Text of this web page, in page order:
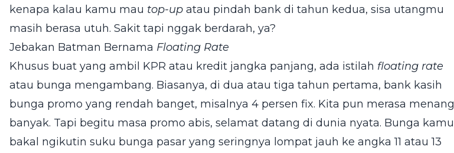
kenapa kalau kamu mau top-up atau pindah bank di tahun kedua, sisa utangmu
masih berasa utuh. Sakit tapi nggak berdarah, ya?
Jebakan Batman Bernama Floating Rate
Khusus buat yang ambil KPR atau kredit jangka panjang, ada istilah floating rate
atau bunga mengambang. Biasanya, di dua atau tiga tahun pertama, bank kasih
bunga promo yang rendah banget, misalnya 4 persen fix. Kita pun merasa menang
banyak. Tapi begitu masa promo abis, selamat datang di dunia nyata. Bunga kamu
bakal ngikutin suku bunga pasar yang seringnya lompat jauh ke angka 11 atau 13